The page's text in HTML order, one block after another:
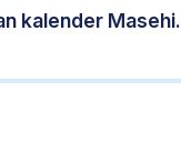
kalender Masehi.